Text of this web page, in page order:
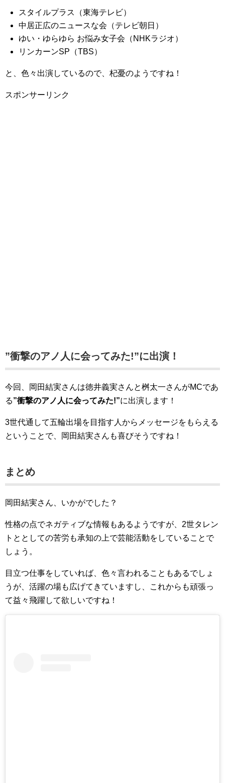
スタイルプラス（東海テレビ）
中居正広のニュースな会（テレビ朝日）
ゆい・ゆらゆら お悩み女子会（NHKラジオ）
リンカーンSP（TBS）
と、色々出演しているので、杞憂のようですね！
スポンサーリンク
”衝撃のアノ人に会ってみた!”に出演！
今回、岡田結実さんは徳井義実さんと桝太一さんがMCであ
る”衝撃のアノ人に会ってみた!”に出演します！
3世代通して五輪出場を目指す人からメッセージをもらえる
ということで、岡田結実さんも喜びそうですね！
まとめ
岡田結実さん、いかがでした？
性格の点でネガティブな情報もあるようですが、2世タレン
トととしての苦労も承知の上で芸能活動をしていることで
しょう。
目立つ仕事をしていれば、色々言われることもあるでしょ
うが、活躍の場も広げてきていますし、これからも頑張っ
て益々飛躍して欲しいですね！